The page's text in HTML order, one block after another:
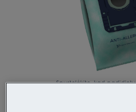
Spustelėkite, kad